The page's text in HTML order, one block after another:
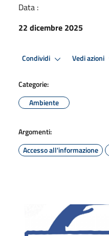
Data :
22 dicembre 2025
Condividi Vedi azioni
Categorie:
Ambiente
Argomenti:
Accesso all'informazione